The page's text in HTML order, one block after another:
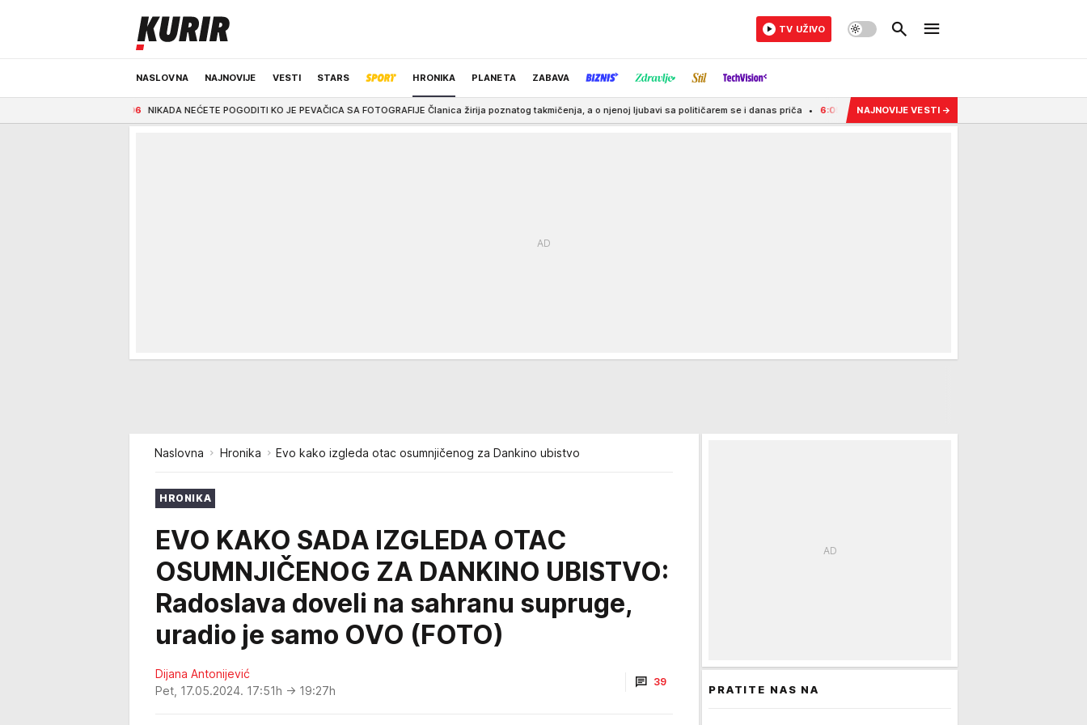
NASLOVNA NAJNOVIJE VESTI STARS HRONIKA PLANETA ZABAVA
ODRŽIVA BUDUĆNOST REGION NEWS IZBOR UREDNIKA
TV UŽIVO
NIKADA NEĆETE POGODITI KO JE PEVAČICA SA FOTOGRAFIJE Članica žirija poznatog takmičenja, a o njenoj ljubavi sa političarem se i danas priča 6:05 Ovako spremljeno pile je jugoslovenski zaboravljeni recept: Meso
NAJNOVIJE VESTI →
Naslovna Hronika Evo kako izgleda otac osumnjičenog za Dankino ubistvo
HRONIKA
EVO KAKO SADA IZGLEDA OTAC
OSUMNJIČENOG ZA DANKINO UBISTVO:
Radoslava doveli na sahranu supruge,
uradio je samo OVO (FOTO)
Dijana Antonijević
Pet, 17.05.2024. 17:51h → 19:27h
39
PRATITE NAS NA